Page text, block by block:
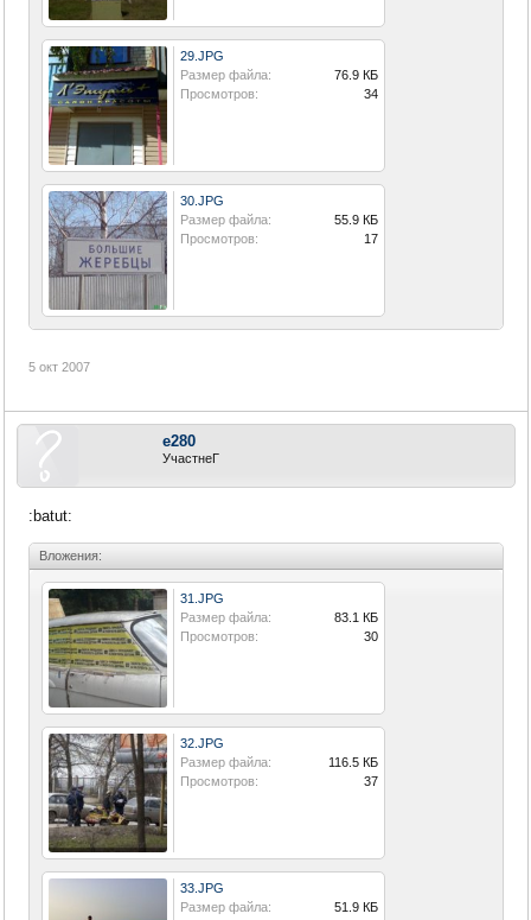
29.JPG
Размер файла:
76.9 КБ
Просмотров:
34
30.JPG
Размер файла:
55.9 КБ
Просмотров:
17
5 окт 2007
e280
УчастнеГ
:batut:
Вложения:
31.JPG
Размер файла:
83.1 КБ
Просмотров:
30
32.JPG
Размер файла:
116.5 КБ
Просмотров:
37
33.JPG
Размер файла:
51.9 КБ